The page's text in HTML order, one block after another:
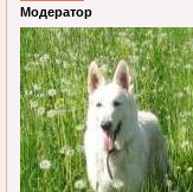
Модератор